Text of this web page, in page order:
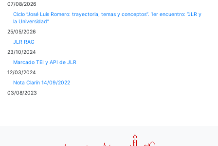
07/08/2026
Ciclo “José Luis Romero: trayectoria, temas y conceptos”. 1er encuentro: “JLR y
la Universidad”
25/05/2026
JLR RAG
23/10/2024
Marcado TEI y API de JLR
12/03/2024
Nota Clarín 14/09/2022
03/08/2023